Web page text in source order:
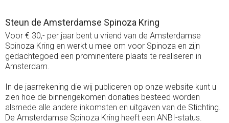
Steun de Amsterdamse Spinoza Kring
Voor € 30,- per jaar bent u vriend van de Amsterdamse
Spinoza Kring en werkt u mee om voor Spinoza en zijn
gedachtegoed een prominentere plaats te realiseren in
Amsterdam.
In de jaarrekening die wij publiceren op onze website kunt u
zien hoe de binnengekomen donaties besteed worden
alsmede alle andere inkomsten en uitgaven van de Stichting.
De Amsterdamse Spinoza Kring heeft een ANBI-status.